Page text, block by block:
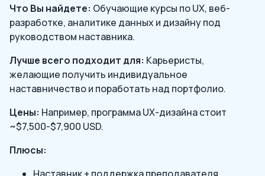
Что Вы найдете: Обучающие курсы по UX, веб-
разработке, аналитике данных и дизайну под
руководством наставника.
Лучше всего подходит для: Карьеристы,
желающие получить индивидуальное
наставничество и поработать над портфолио.
Цены: Например, программа UX-дизайна стоит
~$7,500-$7,900 USD.
Плюсы: